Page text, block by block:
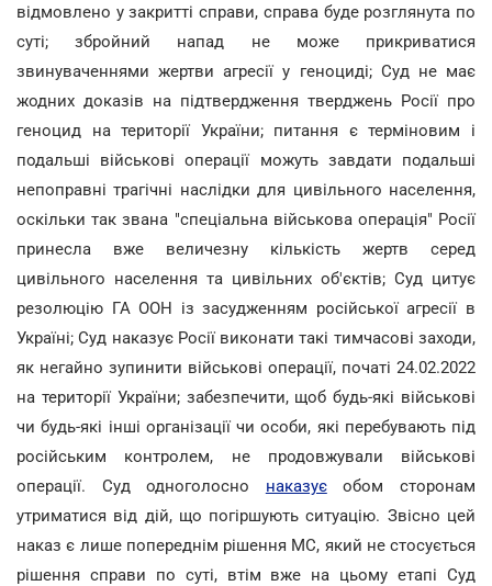
відмовлено у закритті справи, справа буде розглянута по
суті; збройний напад не може прикриватися
звинуваченнями жертви агресії у геноциді; Суд не має
жодних доказів на підтвердження тверджень Росії про
геноцид на території України; питання є терміновим і
подальші військові операції можуть завдати подальші
непоправні трагічні наслідки для цивільного населення,
оскільки так звана "спеціальна військова операція" Росії
принесла вже величезну кількість жертв серед
цивільного населення та цивільних об'єктів; Суд цитує
резолюцію ГА ООН із засудженням російської агресії в
Україні; Суд наказує Росії виконати такі тимчасові заходи,
як негайно зупинити військові операції, початі 24.02.2022
на території України; забезпечити, щоб будь-які військові
чи будь-які інші організації чи особи, які перебувають під
російським контролем, не продовжували військові
операції. Суд одноголосно наказуєобом сторонам
утриматися від дій, що погіршують ситуацію. Звісно цей
наказ є лише попереднім рішення МС, який не стосується
рішення справи по суті, втім вже на цьому етапі Суд